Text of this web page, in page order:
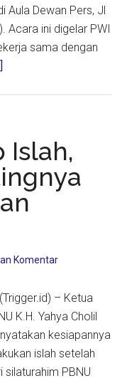
Aula Dewan Pers, Jl
Acara ini digelar PWI
sama dengan
2025:
Perlu
Intervensi
Negara
Menjaga
Islah,
Komentar
– Ketua
K.H. Yahya Cholil
kesiapannya
islah setelah
silaturahim PBNU